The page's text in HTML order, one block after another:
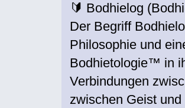
🔰 Bodhielog
Der Begriff
Philosophie und
Bodhietologie™ in
Verbindungen
zwischen Geist